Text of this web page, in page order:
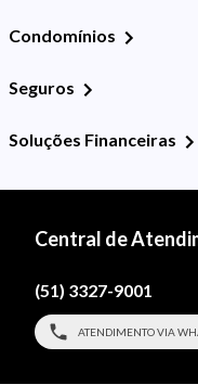
Condomínios
Seguros
Soluções Financeiras
Central de
(51) 3327-9001
ATENDIMENTO VIA